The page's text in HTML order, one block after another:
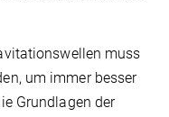
muss
um immer besser
Grundlagen der